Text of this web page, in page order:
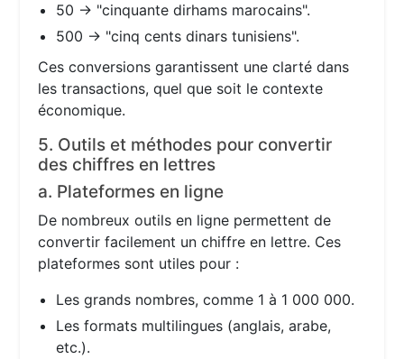
50 → "cinquante dirhams marocains".
500 → "cinq cents dinars tunisiens".
Ces conversions garantissent une clarté dans
les transactions, quel que soit le contexte
économique.
5. Outils et méthodes pour convertir
des chiffres en lettres
a. Plateformes en ligne
De nombreux outils en ligne permettent de
convertir facilement un chiffre en lettre. Ces
plateformes sont utiles pour :
Les grands nombres, comme 1 à 1 000 000.
Les formats multilingues (anglais, arabe,
etc.).